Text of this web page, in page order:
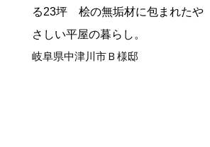
る23坪 桧の無垢材に包まれたや
さしい平屋の暮らし。
岐阜県中津川市Ｂ様邸